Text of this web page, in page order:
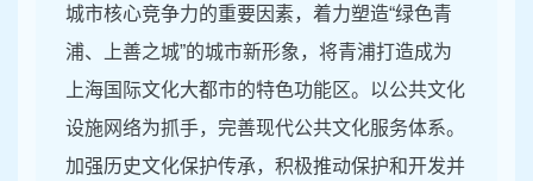
城市核心竞争力的重要因素，着力塑造“绿色青
浦、上善之城”的城市新形象，将青浦打造成为
上海国际文化大都市的特色功能区。以公共文化
设施网络为抓手，完善现代公共文化服务体系。
加强历史文化保护传承，积极推动保护和开发并